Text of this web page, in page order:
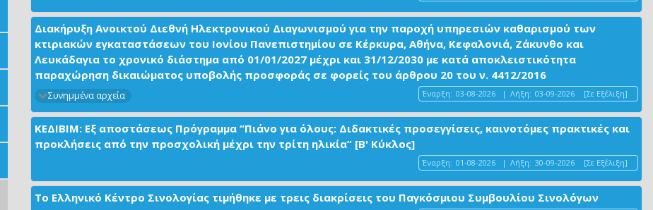
Διακήρυξη Ανοικτού Διεθνή Ηλεκτρονικού Διαγωνισμού για την παροχή υπηρεσιών καθαρισμού των
κτιριακών εγκαταστάσεων του Ιονίου Πανεπιστημίου σε Κέρκυρα, Αθήνα, Κεφαλονιά, Ζάκυνθο και
Λευκάδαγια το χρονικό διάστημα από 01/01/2027 μέχρι και 31/12/2030 με κατά αποκλειστικότητα
παραχώρηση δικαιώματος υποβολής προσφοράς σε φορείς του άρθρου 20 του ν. 4412/2016
Έναρξη: 03-08-2026 | Λήξη: 03-09-2026 [Σε Εξέλιξη]
Συνημμένα αρχεία
ΚΕΔΙΒΙΜ: Εξ αποστάσεως Πρόγραμμα “Πιάνο για όλους: Διδακτικές προσεγγίσεις, καινοτόμες πρακτικές και
προκλήσεις από την προσχολική μέχρι την τρίτη ηλικία” [Β' Κύκλος]
Έναρξη: 01-08-2026 | Λήξη: 30-09-2026 [Σε Εξέλιξη]
Το Ελληνικό Κέντρο Σινολογίας τιμήθηκε με τρεις διακρίσεις του Παγκόσμιου Συμβουλίου Σινολόγων